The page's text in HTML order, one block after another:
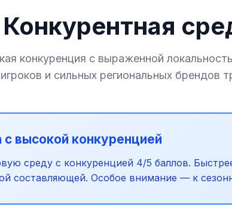
Конкурентная
конкуренция с выраженной
игроков и сильных региональных брендов
с высокой конкуренцией
среду с конкуренцией 4/5 баллов.
составляющей. Особое внимание — к